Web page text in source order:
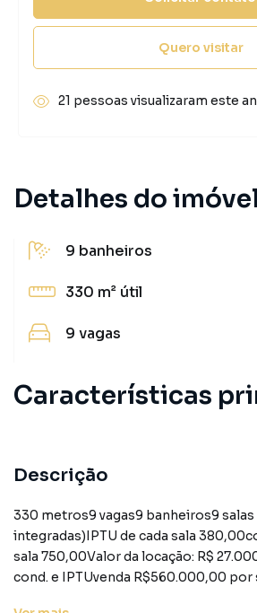
Detalhes do imóvel
9 banheiros
330 m² útil
9 vagas
Características
Descrição
330 metros9 vagas9 banheiros9
integradas)IPTU de cada sala
sala 750,00Valor da locação: R$
cond. e IPTUvenda R$560.000,00 por
Quero visitar
21 pessoas visualizaram este